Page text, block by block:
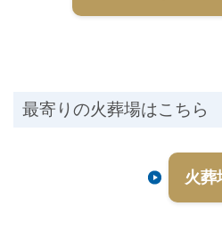
最寄りの火葬場はこちら
火葬